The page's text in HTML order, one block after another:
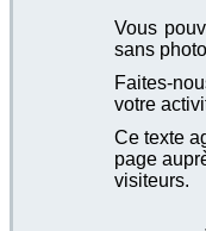
Vous
sans
Faites-
votre
Ce texte
page
visiteurs.